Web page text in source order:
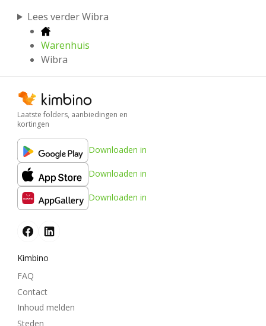
Lees verder Wibra
Warenhuis
Wibra
Laatste folders, aanbiedingen en
kortingen
Downloaden in
Downloaden in
Downloaden in
Kimbino
FAQ
Contact
Inhoud melden
Steden